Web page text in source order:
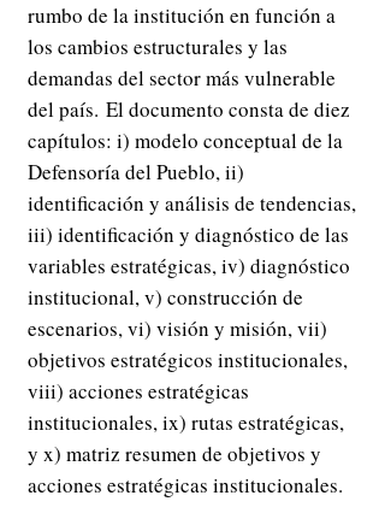
rumbo de la institución en función a
los cambios estructurales y las
demandas del sector más vulnerable
del país. El documento consta de diez
capítulos: i) modelo conceptual de la
Defensoría del Pueblo, ii)
identificación y análisis de tendencias,
iii) identificación y diagnóstico de las
variables estratégicas, iv) diagnóstico
institucional, v) construcción de
escenarios, vi) visión y misión, vii)
objetivos estratégicos institucionales,
viii) acciones estratégicas
institucionales, ix) rutas estratégicas,
y x) matriz resumen de objetivos y
acciones estratégicas institucionales.